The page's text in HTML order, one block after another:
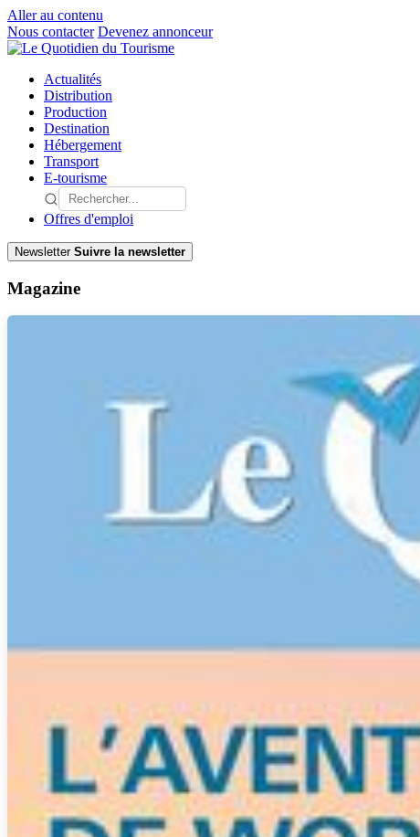
Aller au contenu
Nous contacter Devenez annonceur
Actualités
Distribution
Production
Destination
Hébergement
Transport
E-tourisme
Offres d'emploi
Newsletter Suivre la newsletter
Magazine